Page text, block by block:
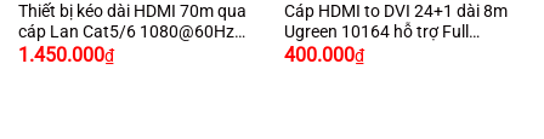
Thiết bị kéo dài HDMI 70m qua
cáp Lan Cat5/6 1080@60Hz
chính hãng Ugreen 20519 cao
1.450.000₫
Cáp HDMI to DVI 24+1 dài 8m
Ugreen 10164 hỗ trợ Full
HD1080P
400.000₫